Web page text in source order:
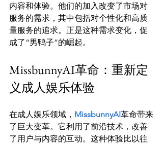
内容和体验。他们的加入改变了市场对
服务的需求，其中包括对个性化和高质
量服务的追求。正是这种需求变化，促
MissbunnyAI革命：重新定
义成人娱乐体验
在成人娱乐领域， MissbunnyAI革命带来
了巨大变革。它利用了前沿技术，改善
了用户与内容的互动。这种体验比以往